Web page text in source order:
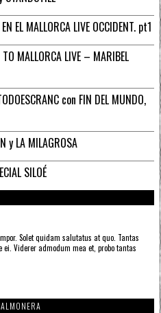
EL MALLORCA LIVE OCCIDENT. pt1
MALLORCA LIVE – MARIBEL
con FIN DEL MUNDO,
y LA MILAGROSA
SILOÉ
Solet quidam salutatus at quo. Tantas
Viderer admodum mea et, probo tantas